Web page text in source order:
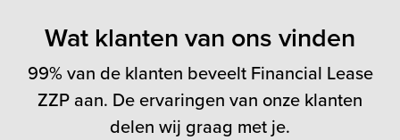
Wat klanten van ons vinden
99% van de klanten beveelt Financial Lease
ZZP aan. De ervaringen van onze klanten
delen wij graag met je.